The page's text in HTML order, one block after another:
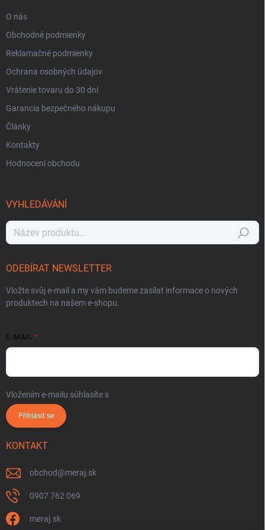
O nás
Obchodné podmienky
Reklamačné podmienky
Ochrana osobných údajov
Vrátenie tovaru do 30 dní
Garancia bezpečného nákupu
Články
Kontakty
Hodnocení obchodu
VYHLEDÁVÁNÍ
Hledat
ODEBÍRAT NEWSLETTER
Vložte svůj e-mail a my vám budeme zasílat informace o nových
produktech na našem e-shopu.
E-MAIL
Vložením e-mailu súhlasíte s
Přihlásit se
KONTAKT
obchod@meraj.sk
0907 762 069
meraj.sk